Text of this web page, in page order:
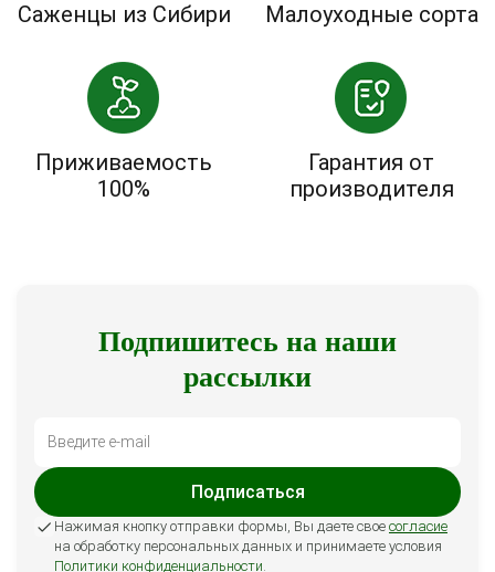
Саженцы из Сибири Малоуходные сорта
Приживаемость
100%
Гарантия от
производителя
Подпишитесь на наши
рассылки
Подписаться
Нажимая кнопку отправки формы, Вы даете свое согласие
на обработку персональных данных и принимаете условия
Политики конфиденциальности.